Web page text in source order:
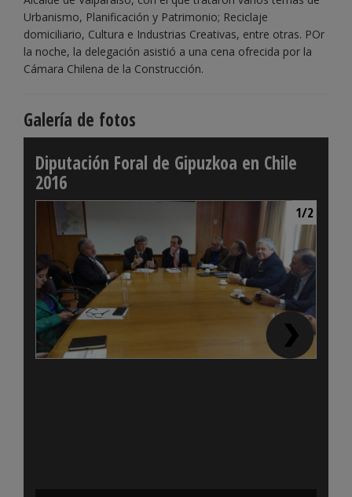
Urbanismo, Planificación y Patrimonio; Reciclaje
domiciliario, Cultura e Industrias Creativas, entre otras. POr
la noche, la delegación asistió a una cena ofrecida por la
Cámara Chilena de la Construcción.
Galería de fotos
Diputación Foral de Gipuzkoa en Chile
2016
1/2